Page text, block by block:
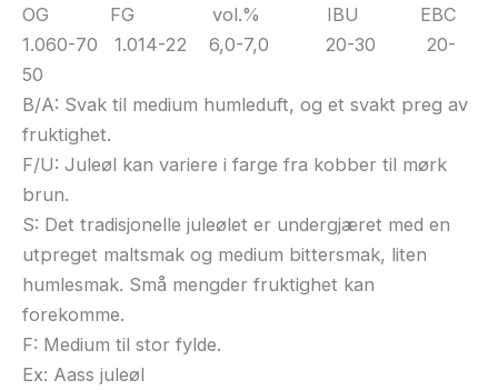
OG FG vol.% IBU EBC
1.060-70 1.014-22 6,0-7,0 20-30 20-
50
B/A: Svak til medium humleduft, og et svakt preg av
fruktighet.
F/U: Juleøl kan variere i farge fra kobber til mørk
brun.
S: Det tradisjonelle juleølet er undergjæret med en
utpreget maltsmak og medium bittersmak, liten
humlesmak. Små mengder fruktighet kan
forekomme.
F: Medium til stor fylde.
Ex: Aass juleøl